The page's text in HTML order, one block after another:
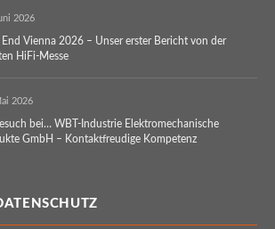
2026
End Vienna 2026 – Unser erster Bericht von der
HiFi-Messe
2026
bei… WBT-Industrie Elektromechanische
GmbH – Kontaktfreudige Kompetenz